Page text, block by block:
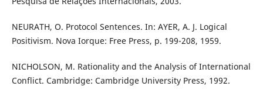
NEURATH, O. Protocol Sentences. In: AYER, A. J. Logical
Positivism. Nova Iorque: Free Press, p. 199-208, 1959.
NICHOLSON, M. Rationality and the Analysis of International
Conflict. Cambridge: Cambridge University Press, 1992.